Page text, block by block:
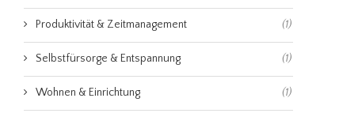
Produktivität & Zeitmanagement (1)
Selbstfürsorge & Entspannung (1)
Wohnen & Einrichtung (1)